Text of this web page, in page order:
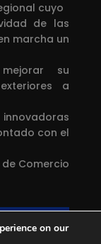
cuyo
de las
marcha un
su
a
con el
Comercio
de
on our